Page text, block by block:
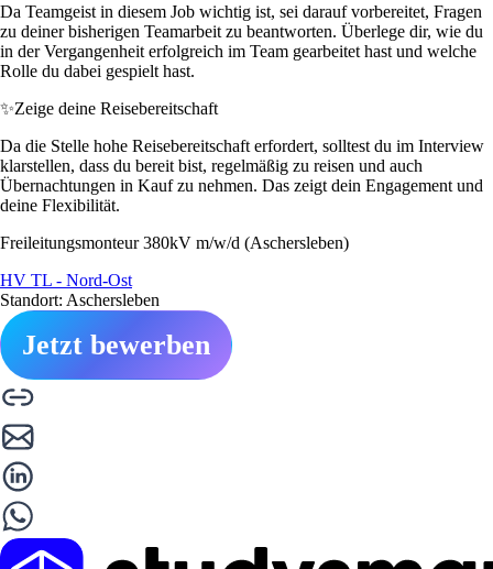
Da Teamgeist in diesem Job wichtig ist, sei darauf vorbereitet, Fragen
zu deiner bisherigen Teamarbeit zu beantworten. Überlege dir, wie du
in der Vergangenheit erfolgreich im Team gearbeitet hast und welche
Rolle du dabei gespielt hast.
✨Zeige deine Reisebereitschaft
Da die Stelle hohe Reisebereitschaft erfordert, solltest du im Interview
klarstellen, dass du bereit bist, regelmäßig zu reisen und auch
Übernachtungen in Kauf zu nehmen. Das zeigt dein Engagement und
deine Flexibilität.
Freileitungsmonteur 380kV m/w/d (Aschersleben)
HV TL - Nord-Ost
Standort: Aschersleben
Jetzt bewerben